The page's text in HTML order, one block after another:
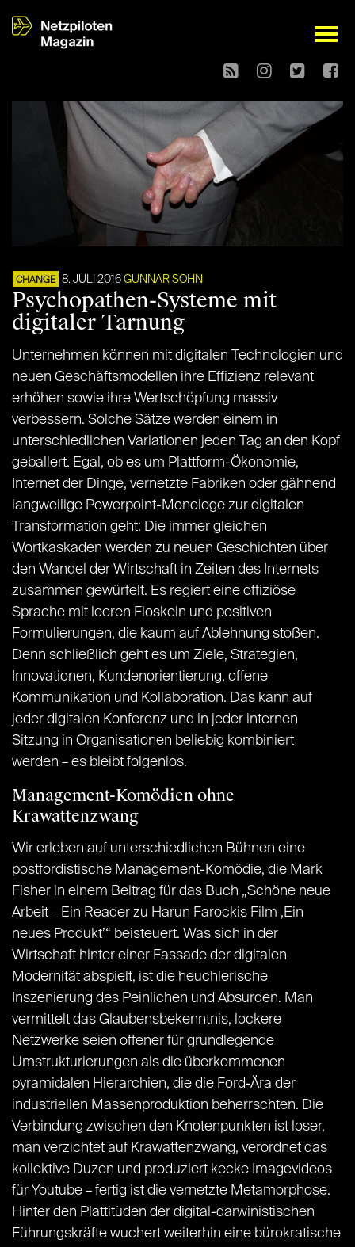
open
CHANGE 8. JULI 2016 GUNNAR SOHN
Psychopathen-Systeme mit
digitaler Tarnung
Unternehmen können mit digitalen Technologien und
neuen Geschäftsmodellen ihre Effizienz relevant
erhöhen sowie ihre Wertschöpfung massiv
verbessern. Solche Sätze werden einem in
unterschiedlichen Variationen jeden Tag an den Kopf
geballert. Egal, ob es um Plattform-Ökonomie,
Internet der Dinge, vernetzte Fabriken oder gähnend
langweilige Powerpoint-Monologe zur digitalen
Transformation geht: Die immer gleichen
Wortkaskaden werden zu neuen Geschichten über
den Wandel der Wirtschaft in Zeiten des Internets
zusammen gewürfelt. Es regiert eine offiziöse
Sprache mit leeren Floskeln und positiven
Formulierungen, die kaum auf Ablehnung stoßen.
Denn schließlich geht es um Ziele, Strategien,
Innovationen, Kundenorientierung, offene
Kommunikation und Kollaboration. Das kann auf
jeder digitalen Konferenz und in jeder internen
Sitzung in Organisationen beliebig kombiniert
werden – es bleibt folgenlos.
Management-Komödien ohne
Krawattenzwang
Wir erleben auf unterschiedlichen Bühnen eine
postfordistische Management-Komödie, die Mark
Fisher in einem Beitrag für das Buch „Schöne neue
Arbeit – Ein Reader zu Harun Farockis Film ‚Ein
neues Produkt’“ beisteuert. Was sich in der
Wirtschaft hinter einer Fassade der digitalen
Modernität abspielt, ist die heuchlerische
Inszenierung des Peinlichen und Absurden. Man
vermittelt das Glaubensbekenntnis, lockere
Netzwerke seien offener für grundlegende
Umstrukturierungen als die überkommenen
pyramidalen Hierarchien, die die Ford-Ära der
industriellen Massenproduktion beherrschten. Die
Verbindung zwischen den Knotenpunkten ist loser,
man verzichtet auf Krawattenzwang, verordnet das
kollektive Duzen und produziert kecke Imagevideos
für Youtube – fertig ist die vernetzte Metamorphose.
Hinter den Plattitüden der digital-darwinistischen
Führungskräfte wuchert weiterhin eine bürokratische